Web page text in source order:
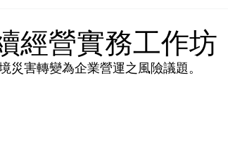
經營實務工作坊
災害轉變為企業營運之風險議題。